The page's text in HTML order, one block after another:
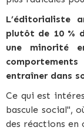
L’éditorialiste
plutôt de 10 %
une minorité
entraîner dans
Ce qui est
bascule social",
des réactions en